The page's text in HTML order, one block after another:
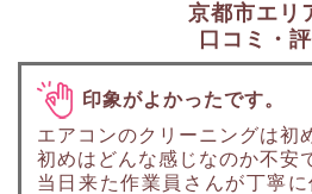
京都市エリ
口コミ・
印象がよかったです。
エアコンのクリーニングは初
初めはどんな感じなのか不安
当日来た作業員さんが丁寧に